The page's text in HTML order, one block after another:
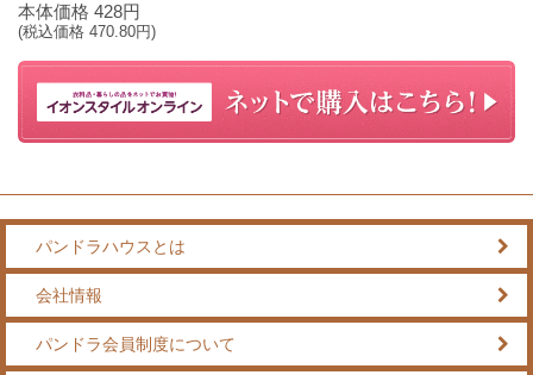
本体価格 428円
(税込価格 470.80円)
パンドラハウスとは
会社情報
パンドラ会員制度について